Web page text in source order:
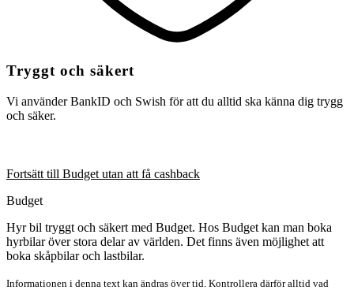
Tryggt och säkert
Vi använder BankID och Swish för att du alltid ska känna dig trygg
och säker.
Fortsätt till Budget utan att få cashback
Budget
Hyr bil tryggt och säkert med Budget. Hos Budget kan man boka
hyrbilar över stora delar av världen. Det finns även möjlighet att
boka skåpbilar och lastbilar.
Informationen i denna text kan ändras över tid. Kontrollera därför alltid vad